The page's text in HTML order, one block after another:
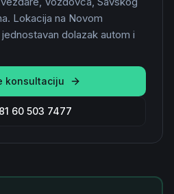
Lokacija na Novom
dolazak autom i
konsultaciju
60 503 7477